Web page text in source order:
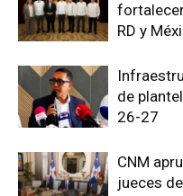
RD y
de
26-27
CNM
jueces